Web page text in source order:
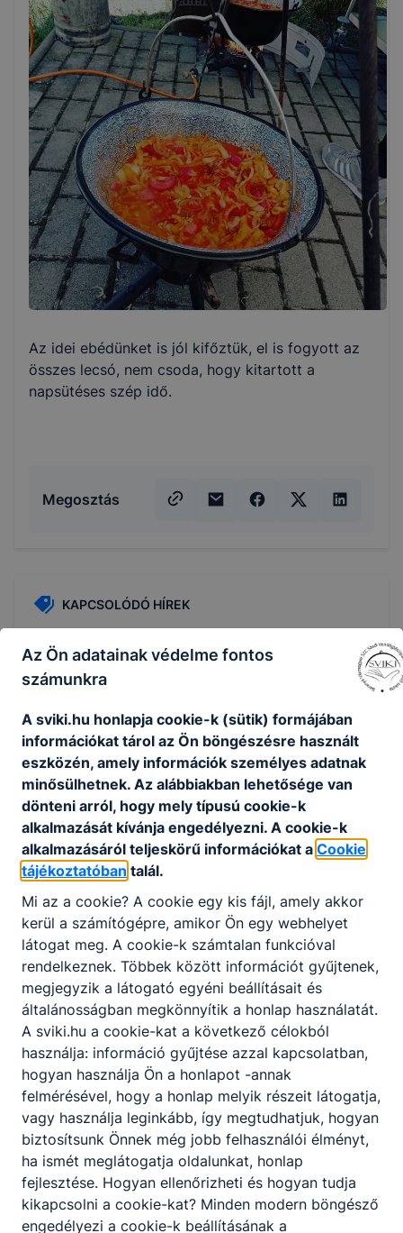
Az idei ebédünket is jól kifőztük, el is fogyott az
összes lecsó, nem csoda, hogy kitartott a
napsütéses szép idő.
Megosztás
KAPCSOLÓDÓ HÍREK
Keressük az Iskolánk Tortáját!
2026 szeptemberében a Baranya Vármegyei SZC Sásdi
Vendéglátóipari Szakképző Iskola fennállásának 30.
évfordulóját ünnepli. Az iskola 1996-ban kezdte meg
működését, és azóta több generáció vendéglátós
szakemberének adott tudást, élményeket és életre szóló
emlékeket.
2026. jún. 23. Admin
Az Ön adatainak védelme fontos
számunkra
A sviki.hu honlapja cookie-k (sütik) formájában
információkat tárol az Ön böngészésre használt
eszközén, amely információk személyes adatnak
minősülhetnek. Az alábbiakban lehetősége van
dönteni arról, hogy mely típusú cookie-k
alkalmazását kívánja engedélyezni. A cookie-k
alkalmazásáról teljeskörű információkat a Cookie
tájékoztatóban talál.
Mi az a cookie? A cookie egy kis fájl, amely akkor
kerül a számítógépre, amikor Ön egy webhelyet
látogat meg. A cookie-k számtalan funkcióval
rendelkeznek. Többek között információt gyűjtenek,
megjegyzik a látogató egyéni beállításait és
általánosságban megkönnyítik a honlap használatát.
A sviki.hu a cookie-kat a következő célokból
használja: információ gyűjtése azzal kapcsolatban,
hogyan használja Ön a honlapot -annak
felmérésével, hogy a honlap melyik részeit látogatja,
vagy használja leginkább, így megtudhatjuk, hogyan
biztosítsunk Önnek még jobb felhasználói élményt,
ha ismét meglátogatja oldalunkat, honlap
fejlesztése. Hogyan ellenőrizheti és hogyan tudja
kikapcsolni a cookie-kat? Minden modern böngésző
engedélyezi a cookie-k beállításának a